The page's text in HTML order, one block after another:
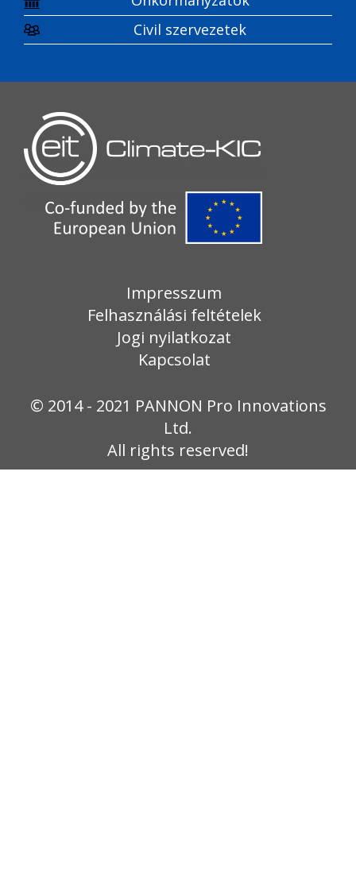
Civil szervezetek
Impresszum
Felhasználási feltételek
Jogi nyilatkozat
Kapcsolat
© 2014 - 2021 PANNON Pro Innovations
Ltd.
All rights reserved!